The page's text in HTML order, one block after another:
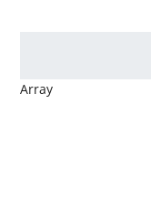
Array